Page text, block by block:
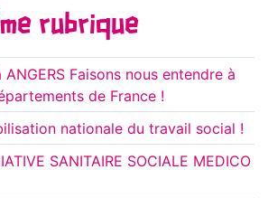
rubrique
Faisons nous entendre à
de France !
nationale du travail social !
SANITAIRE SOCIALE MEDICO